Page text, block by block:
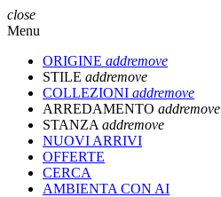
close
Menu
ORIGINE addremove
STILE addremove
COLLEZIONI addremove
ARREDAMENTO addremove
STANZA addremove
NUOVI ARRIVI
OFFERTE
CERCA
AMBIENTA CON AI